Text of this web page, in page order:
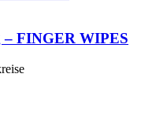
FINGER WIPES